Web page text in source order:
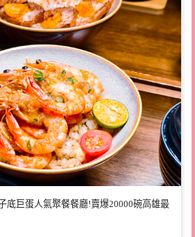
底巨蛋人氣聚餐餐廳!賣爆20000碗高雄最